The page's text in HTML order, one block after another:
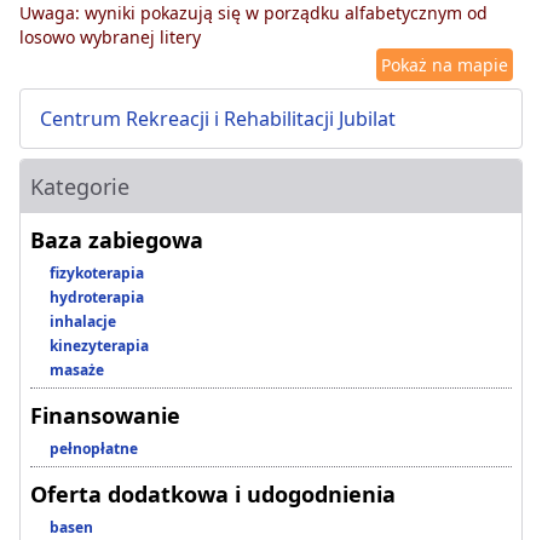
Uwaga: wyniki pokazują się w porządku alfabetycznym od
losowo wybranej litery
Pokaż na mapie
Centrum Rekreacji i Rehabilitacji Jubilat
Kategorie
Baza zabiegowa
fizykoterapia
hydroterapia
inhalacje
kinezyterapia
masaże
Finansowanie
pełnopłatne
Oferta dodatkowa i udogodnienia
basen